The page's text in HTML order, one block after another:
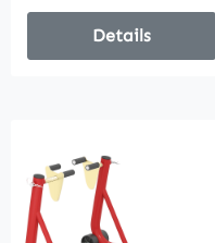
Details